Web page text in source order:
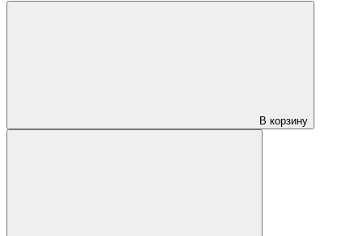
В корзину